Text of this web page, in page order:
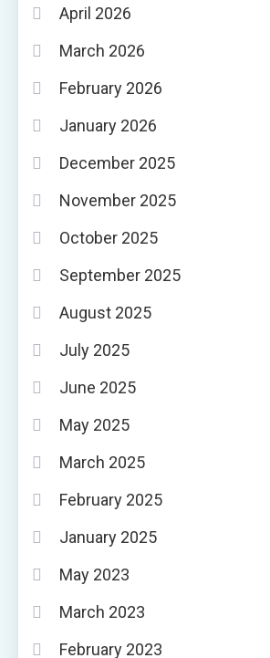
April 2026
March 2026
February 2026
January 2026
December 2025
November 2025
October 2025
September 2025
August 2025
July 2025
June 2025
May 2025
March 2025
February 2025
January 2025
May 2023
March 2023
February 2023